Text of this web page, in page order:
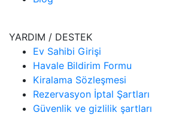
YARDIM / DESTEK
Ev Sahibi Girişi
Havale Bildirim Formu
Kiralama Sözleşmesi
Rezervasyon İptal Şartları
Güvenlik ve gizlilik şartları